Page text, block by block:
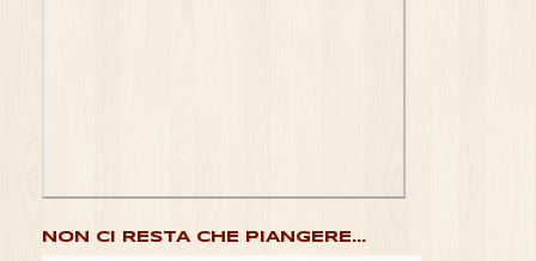
NON CI RESTA CHE PIANGERE...